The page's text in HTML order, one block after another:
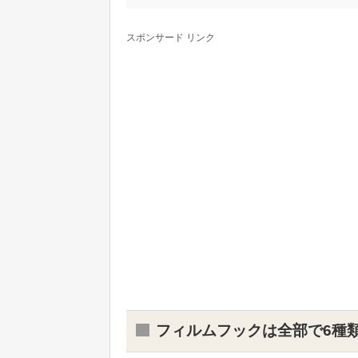
スポンサード リンク
フィルムフックは全部で6種